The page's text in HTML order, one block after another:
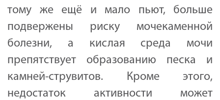
тому же ещё и мало пьют, больше
подвержены риску мочекаменной
болезни, а кислая среда мочи
препятствует образованию песка и
камней-струвитов. Кроме этого,
недостаток активности может